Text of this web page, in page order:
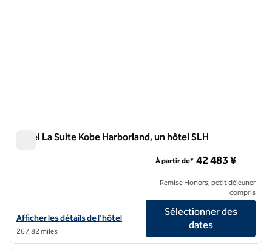
Hôtel La Suite Kobe Harborland, un hôtel SLH
Afficher les détails de l'hôtel La Suite Kobe Harborland, un hôtel SLH
Afficher les détails de l'hôtel
267,82 miles
À partir de* 42 483 ¥
Remise Honors, petit déjeuner
compris
Sélectionner des
dates
1/12